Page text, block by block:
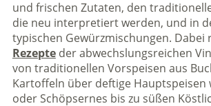
und frischen Zutaten, den
die neu interpretiert werden, und in
typischen Gewürzmischungen. Dabei
Rezepteder abwechslungsreichen
von traditionellen Vorspeisen aus
Kartoffeln über deftige Hauptspeisen
oder Schöpsernes bis zu süßen